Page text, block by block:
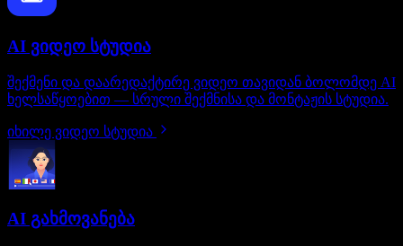
AI ვიდეო სტუდია
შექმენი და დაარედაქტირე ვიდეო თავიდან ბოლომდე AI
ხელსაწყოებით — სრული შექმნისა და მონტაჟის სტუდია.
იხილე ვიდეო სტუდია
AI გახმოვანება